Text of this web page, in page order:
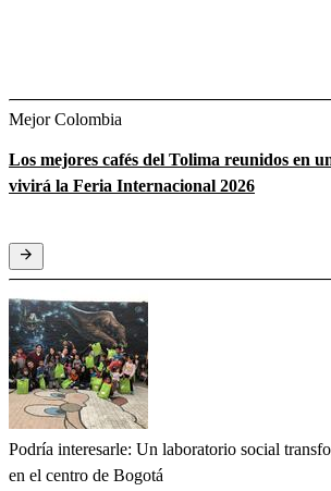
Mejor Colombia
Los mejores cafés del Tolima reunidos en
vivirá la Feria Internacional 2026
Podría interesarle: Un laboratorio social
en el centro de Bogotá